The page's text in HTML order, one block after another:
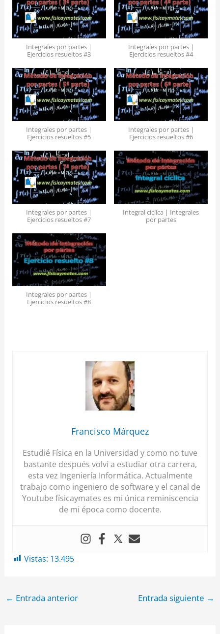
Integrales por partes |
Ejercicios resueltos #3
Integrales por partes |
Ejercicios resueltos #4
Integrales por partes |
Ejercicios resueltos #5
Integrales por partes |
Ejercicios resueltos #6
Integrales por partes |
Ejercicios resueltos #7
Integral cíclica | Integrales
por partes
Integrales por partes |
Ejercicios resueltos #8
Francisco Márquez
Estudié Física en la Universidad y como no tuve
bastante después volví a estudiar otra carrera,
esta vez Ingeniería Informática. Actualmente
trabajo como ingeniero de software y el canal de
Youtube físicaymates es mi única reminiscencia
de mi época como docente.
Vistas: 13.495
← Entrada anterior Entrada siguiente →